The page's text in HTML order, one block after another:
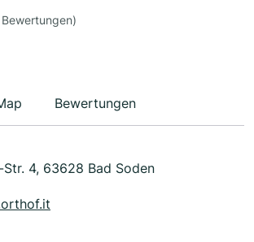
Bewertungen
4, 63628 Bad Soden